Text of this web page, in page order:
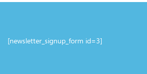
[newsletter_signup_form id=3]